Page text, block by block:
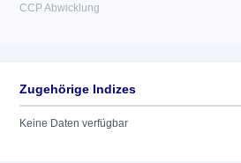
CCP Abwicklung
Zugehörige Indizes
Keine Daten verfügbar